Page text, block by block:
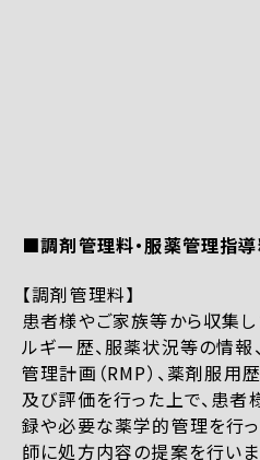
■調剤管理料・服薬管理指
【調剤管理料】
患者様やご家族等から収集し
ルギー歴、服薬状況等の情報
管理計画（RMP）、薬剤服用
及び評価を行った上で、患
録や必要な薬学的管理を行
師に処方内容の提案を行いま